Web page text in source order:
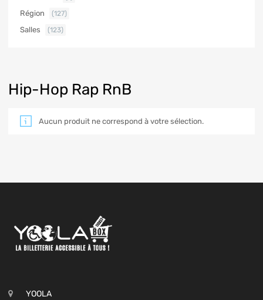
Hip-Hop Rap RnB
Aucun produit ne correspond à votre sélection.
Région (127)
Salles (123)
YOOLA